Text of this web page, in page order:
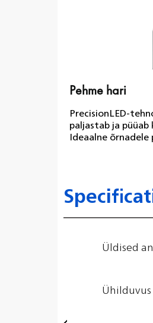
Pehme hari
PrecisionLED-
paljastab ja
Ideaalne õrnadele
Üldised
Ühilduvus